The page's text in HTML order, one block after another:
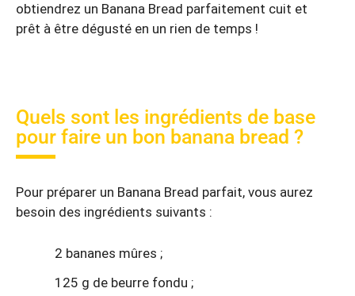
obtiendrez un Banana Bread parfaitement cuit et
prêt à être dégusté en un rien de temps !
Quels sont les ingrédients de base
pour faire un bon banana bread ?
Pour préparer un Banana Bread parfait, vous aurez
besoin des ingrédients suivants :
2 bananes mûres ;
125 g de beurre fondu ;